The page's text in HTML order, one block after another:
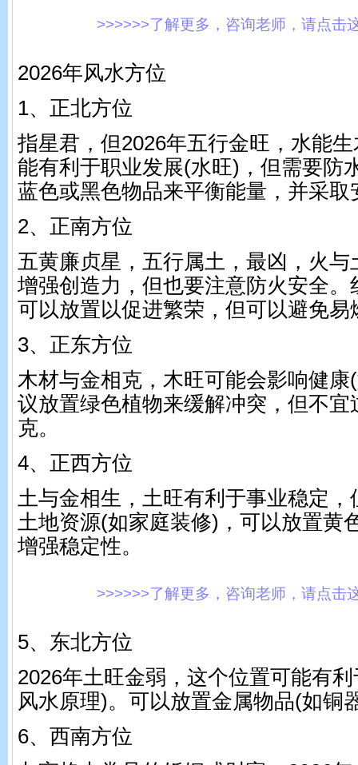
>>>>>>了解更多，咨询老师，请点击
2026年风水方位
1、正北方位
指星君，但2026年五行金旺，水能
能有利于职业发展(水旺)，但需要防
蓝色或黑色物品来平衡能量，并采取
2、正南方位
五黄廉贞星，五行属土，最凶，火
增强创造力，但也要注意防火安全
可以放置以促进繁荣，但可以避免易
3、正东方位
木材与金相克，木旺可能会影响健
议放置绿色植物来缓解冲突，但不宜
克。
4、正西方位
土与金相生，土旺有利于事业稳定
土地资源(如家庭装修)，可以放置黄
增强稳定性。
>>>>>>了解更多，咨询老师，请点击
5、东北方位
2026年土旺金弱，这个位置可能有
风水原理)。可以放置金属物品(如铜
6、西南方位